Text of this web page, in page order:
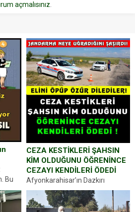
Bu
bir
CEZA KESTİKLERİ ŞAHSIN
KİM OLDUĞUNU ÖĞRENİNCE
CEZAYI KENDİLERİ ÖDEDİ
Afyonkarahisar’ın Dazkırı
ilçesinde trafik uygulaması
yapan jandarma ekipleri
durdurdukları bir otomobilin
açmalısınız.